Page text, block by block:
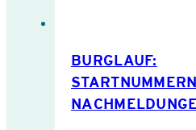
BURGLAUF: